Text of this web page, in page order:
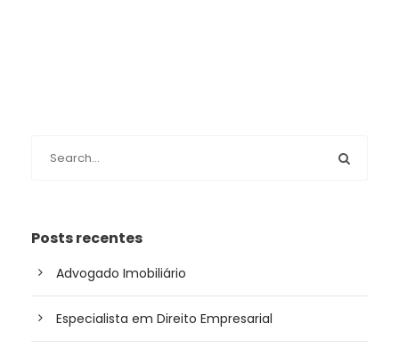
Posts recentes
Advogado Imobiliário
Especialista em Direito Empresarial